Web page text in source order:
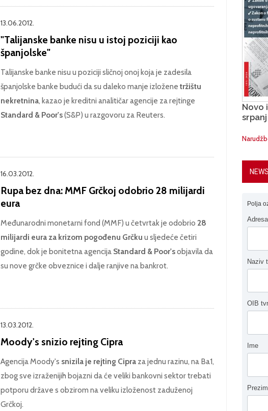
13.06.2012.
"Talijanske banke nisu u istoj poziciji kao
španjolske"
Talijanske banke nisu u poziciji sličnoj onoj koja je zadesila
španjolske banke budući da su daleko manje izložene tržištu
nekretnina, kazao je kreditni analitičar agencije za rejtinge
Standard & Poor's(S&P) u razgovoru za Reuters.
16.03.2012.
Rupa bez dna: MMF Grčkoj odobrio 28 milijardi
eura
Međunarodni monetarni fond (MMF) u četvrtak je odobrio 28
milijardi eura za krizom pogođenu Grčku u sljedeće četiri
godine, dok je bonitetna agencija Standard & Poor'sobjavila da
su nove grčke obveznice i dalje ranjive na bankrot.
13.03.2012.
Moody's snizio rejting Cipra
Agencija Moody's snizila je rejting Cipraza jednu razinu, na Ba1,
zbog sve izraženijih bojazni da će veliki bankovni sektor trebati
potporu države s obzirom na veliku izloženost zaduženoj
Grčkoj.
Novo
Polja
Naziv
OIB
Ime